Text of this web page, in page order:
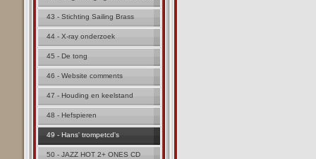
43 - Stichting Sailing Brass
44 - X-ray onderzoek
45 - De tong
46 - Website comments
47 - Houding en keelstand
48 - Hefspieren
49 - Hans' trompetcd's
50 - JAZZ HOT 2+ ONES CD